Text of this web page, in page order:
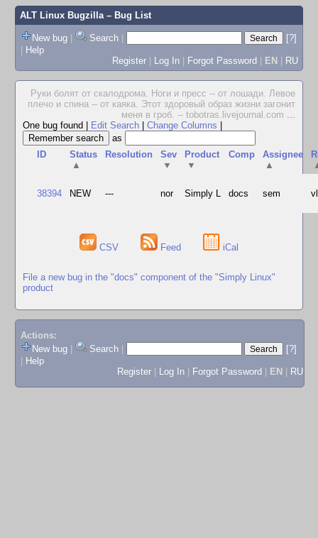
ALT Linux Bugzilla– Bug List
New bug | Search |
[?]
| Help
Register | Log In | Forgot Password | EN | RU
Руки болят от скалодрома. Ноги и пресс -- от лошади. Левое
плечо и спина -- от каяка. Этот здоровый образ жизни загонит
меня в гроб. -- tobotras.livejournal.com ...
One bug found
Edit Search Change Columns
as
ID
Status
▲
Resolution
Sev
▼
Product
▼
Comp
Assignee
▲
38394 NEW --- nor Simply L docs sem
CSV Feed iCal
File a new bug in the "docs" component of the "Simply Linux"
product
Actions:
New bug
Search
[?]
Help
Register
Log In Forgot Password EN RU